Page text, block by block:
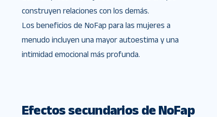
construyen relaciones con los demás.
Los beneficios de NoFap para las mujeres a
menudo incluyen una mayor autoestima y una
intimidad emocional más profunda.
Efectos secundarios de NoFap